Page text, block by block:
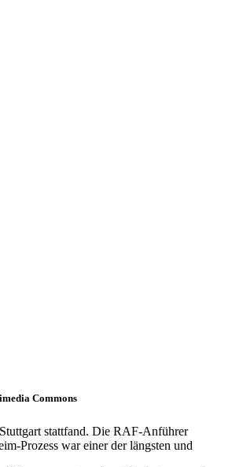
Commons
stattfand. Die RAF-Anführer
Prozess war einer der längsten und